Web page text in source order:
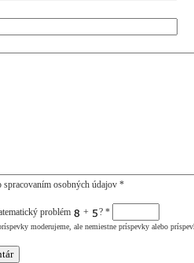
spracovaním osobných údajov *
problém + ? *
moderujeme, ale nemiestne príspevky alebo